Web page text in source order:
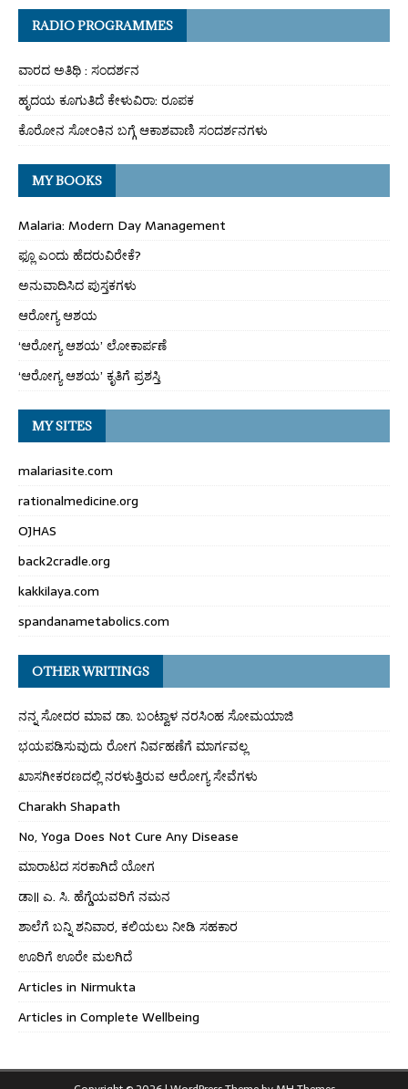
RADIO PROGRAMMES
ವಾರದ ಅತಿಥಿ : ಸಂದರ್ಶನ
ಹೃದಯ ಕೂಗುತಿದೆ ಕೇಳುವಿರಾ: ರೂಪಕ
ಕೊರೋನ ಸೋಂಕಿನ ಬಗ್ಗೆ ಆಕಾಶವಾಣಿ ಸಂದರ್ಶನಗಳು
MY BOOKS
Malaria: Modern Day Management
ಫ್ಲೂ ಎಂದು ಹೆದರುವಿರೇಕೆ?
ಅನುವಾದಿಸಿದ ಪುಸ್ತಕಗಳು
ಆರೋಗ್ಯ ಆಶಯ
‘ಆರೋಗ್ಯ ಆಶಯ’ ಲೋಕಾರ್ಪಣೆ
‘ಆರೋಗ್ಯ ಆಶಯ’ ಕೃತಿಗೆ ಪ್ರಶಸ್ತಿ
MY SITES
malariasite.com
rationalmedicine.org
OJHAS
back2cradle.org
kakkilaya.com
spandanametabolics.com
OTHER WRITINGS
ನನ್ನ ಸೋದರ ಮಾವ ಡಾ. ಬಂಟ್ವಾಳ ನರಸಿಂಹ ಸೋಮಯಾಜಿ
ಭಯಪಡಿಸುವುದು ರೋಗ ನಿರ್ವಹಣೆಗೆ ಮಾರ್ಗವಲ್ಲ
ಖಾಸಗೀಕರಣದಲ್ಲಿ ನರಳುತ್ತಿರುವ ಆರೋಗ್ಯ ಸೇವೆಗಳು
Charakh Shapath
No, Yoga Does Not Cure Any Disease
ಮಾರಾಟದ ಸರಕಾಗಿದೆ ಯೋಗ
ಡಾ॥ ಎ. ಸಿ. ಹೆಗ್ಡೆಯವರಿಗೆ ನಮನ
ಶಾಲೆಗೆ ಬನ್ನಿ ಶನಿವಾರ, ಕಲಿಯಲು ನೀಡಿ ಸಹಕಾರ
ಊರಿಗೆ ಊರೇ ಮಲಗಿದೆ
Articles in Nirmukta
Articles in Complete Wellbeing